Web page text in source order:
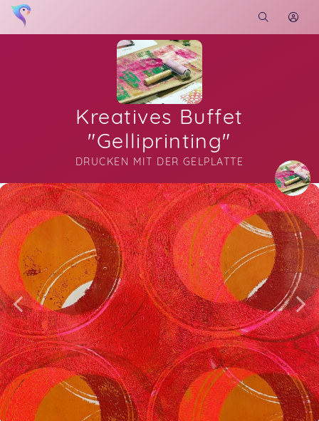
Kreatives Buffet
"Gelliprinting"
DRUCKEN MIT DER GELPLATTE
Soon you will learn more about me here...